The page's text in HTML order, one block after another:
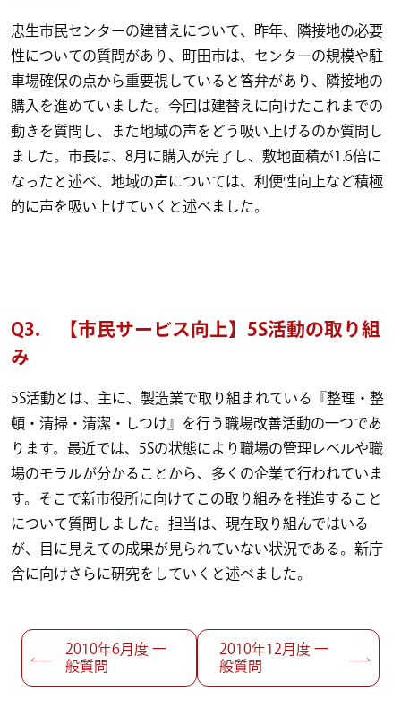
忠生市民センターの建替えについて、昨年、隣接地の必要
性についての質問があり、町田市は、センターの規模や駐
車場確保の点から重要視していると答弁があり、隣接地の
購入を進めていました。今回は建替えに向けたこれまでの
動きを質問し、また地域の声をどう吸い上げるのか質問し
ました。市長は、8月に購入が完了し、敷地面積が1.6倍に
なったと述べ、地域の声については、利便性向上など積極
的に声を吸い上げていくと述べました。
Q3. 【市民サービス向上】5S活動の取り組
み
5S活動とは、主に、製造業で取り組まれている『整理・整
頓・清掃・清潔・しつけ』を行う職場改善活動の一つであ
ります。最近では、5Sの状態により職場の管理レベルや職
場のモラルが分かることから、多くの企業で行われていま
す。そこで新市役所に向けてこの取り組みを推進すること
について質問しました。担当は、現在取り組んではいる
が、目に見えての成果が見られていない状況である。新庁
舎に向けさらに研究をしていくと述べました。
投稿ナビゲーション
2010年6月度 一
般質問
2010年12月度 一
般質問